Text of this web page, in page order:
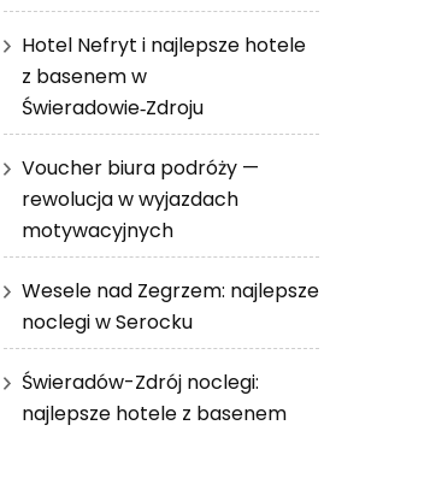
Hotel Nefryt i najlepsze hotele
z basenem w
Świeradowie‑Zdroju
Voucher biura podróży —
rewolucja w wyjazdach
motywacyjnych
Wesele nad Zegrzem: najlepsze
noclegi w Serocku
Świeradów-Zdrój noclegi:
najlepsze hotele z basenem